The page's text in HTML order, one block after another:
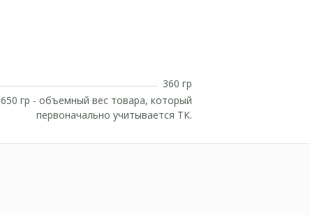
360 гр
650 гр - объемный вес товара, который
первоначально учитывается ТК.